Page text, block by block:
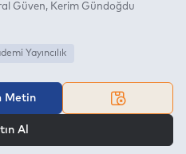
Güven
Kerim Gündoğdu
Yayıncılık
Metin
Al